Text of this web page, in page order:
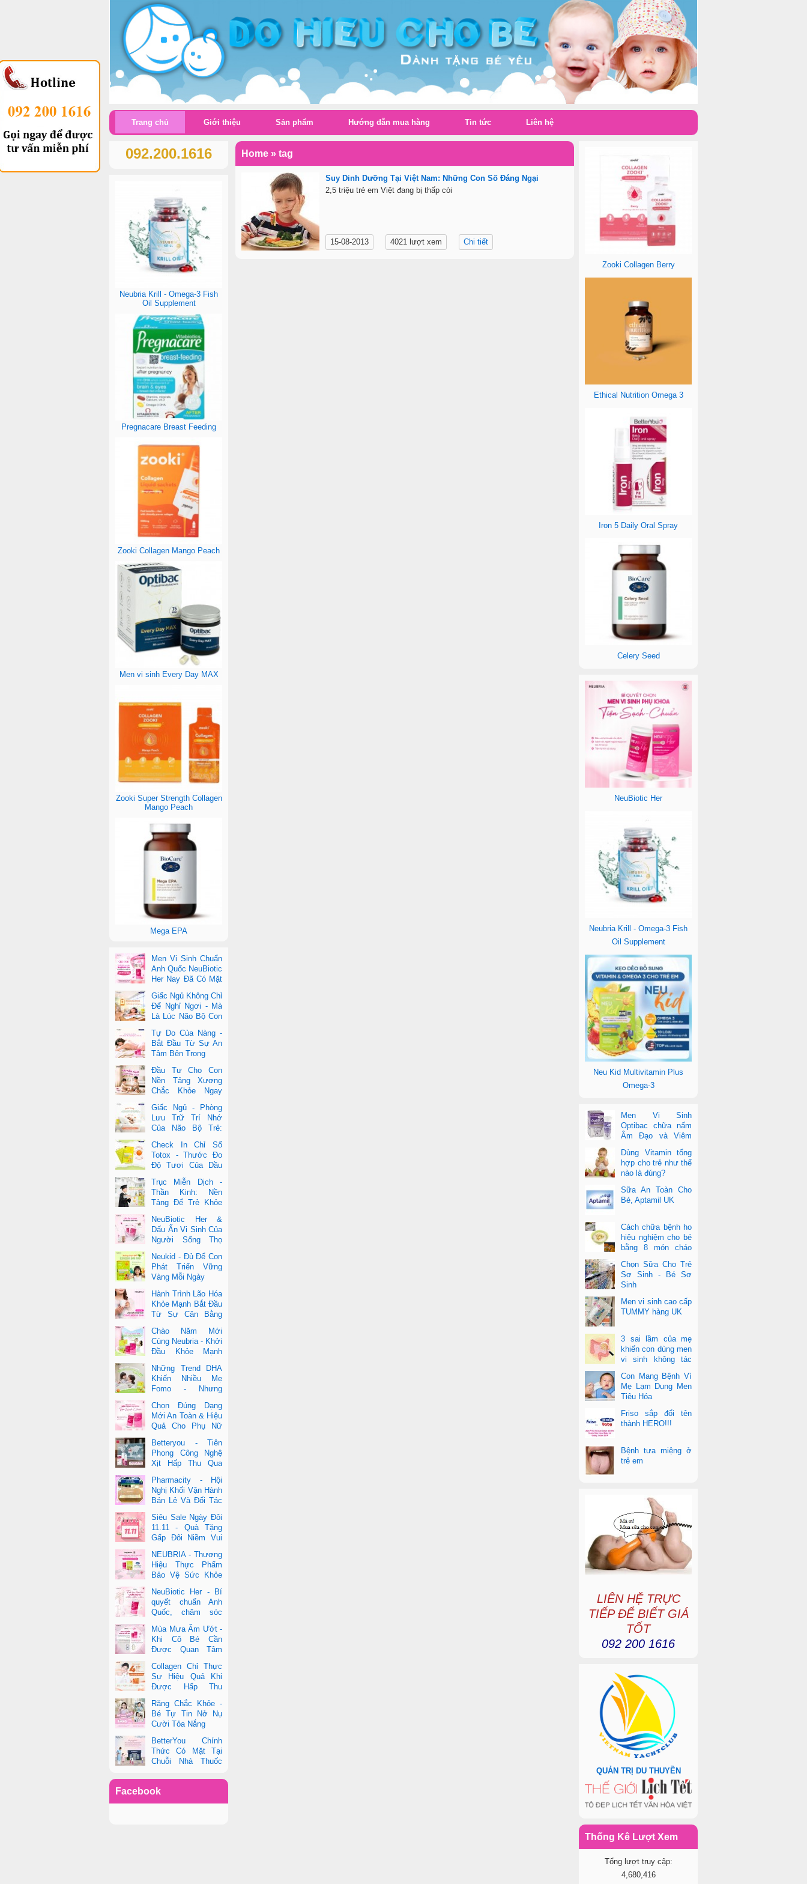
Suy Dinh Dưỡng Tại Việt Nam: Những Con Số Đáng Ngại
2,5 triệu trẻ em Việt đang bị thấp còi
15-08-2013 4021 lượt xem Chi tiết
Home » tag
Zooki Collagen Berry
Ethical Nutrition Omega 3
Iron 5 Daily Oral Spray
Celery Seed
NeuBiotic Her
Neubria Krill - Omega-3 Fish
Oil Supplement
Neu Kid Multivitamin Plus
Omega-3
Men Vi Sinh
Optibac chữa nấm
Âm Đạo và Viêm
Dùng Vitamin tổng
hợp cho trẻ như thế
nào là đúng?
Sữa An Toàn Cho
Bé, Aptamil UK
Cách chữa bệnh ho
hiệu nghiệm cho bé
bằng 8 món cháo
Chọn Sữa Cho Trẻ
Sơ Sinh - Bé Sơ
Sinh
Men vi sinh cao cấp
TUMMY hàng UK
3 sai lầm của mẹ
khiến con dùng men
vi sinh không tác
Con Mang Bệnh Vì
Mẹ Lạm Dụng Men
Tiêu Hóa
Friso sắp đổi tên
thành HERO!!!
Bệnh tưa miệng ở
trẻ em
LIÊN HỆ TRỰC
TIẾP ĐỂ BIẾT GIÁ
TỐT
092 200 1616
QUẢN TRỊ DU THUYỀN
Thống Kê Lượt Xem
Tổng lượt truy cập:
4,680,416
092.200.1616
Neubria Krill - Omega-3 Fish
Oil Supplement
Pregnacare Breast Feeding
Zooki Collagen Mango Peach
Men vi sinh Every Day MAX
Zooki Super Strength Collagen
Mango Peach
Mega EPA
Men Vi Sinh Chuẩn
Anh Quốc NeuBiotic
Her Nay Đã Có Mặt
Quốc
Giấc Ngủ Không Chỉ
Để Nghỉ Ngơi - Mà
Là Lúc Não Bộ Con
Tự Do Của Nàng -
Bắt Đầu Từ Sự An
Tâm Bên Trong
Đầu Tư Cho Con
Nền Tảng Xương
Chắc Khỏe Ngay
Giấc Ngủ - Phòng
Lưu Trữ Trí Nhớ
Của Não Bộ Trẻ:
Của DHA Và Vi ChấtCheck In Chỉ Số
Totox - Thước Đo
Độ Tươi Của Dầu
Cá Cao Cấp
Trục Miễn Dịch -
Thần Kinh: Nền
Tảng Để Trẻ Khỏe
Vượt Trội
NeuBiotic Her &
Dấu Ấn Vi Sinh Của
Người Sống Thọ
Một Cuộc Sống Khỏe Dài Lâu
Neukid - Đủ Để Con
Phát Triển Vững
Vàng Mỗi Ngày
Hành Trình Lão Hóa
Khỏe Mạnh Bắt Đầu
Từ Sự Cân Bằng
Chào Năm Mới
Cùng Neubria - Khởi
Đầu Khỏe Mạnh
Những Trend DHA
Khiến Nhiều Mẹ
Fomo - Nhưng
Cũng ĐúngChọn Đúng Dạng
Mới An Toàn & Hiệu
Quả Cho Phụ Nữ
Betteryou - Tiên
Phong Công Nghệ
Xịt Hấp Thu Qua
(Intra-Oral Spray)Pharmacity - Hội
Nghị Khối Vận Hành
Bán Lẻ Và Đối Tác
Siêu Sale Ngày Đôi
11.11 - Quà Tặng
Gấp Đôi Niềm Vui
Betteryou
NEUBRIA - Thương
Hiệu Thực Phẩm
Bảo Vệ Sức Khỏe
Anh Quốc
NeuBiotic Her - Bí
quyết chuẩn Anh
Quốc, chăm sóc
toàn diện sức khỏe
phụ nữ hiện đạiMùa Mưa Ẩm Ướt -
Khi Cô Bé Cần
Được Quan Tâm
Collagen Chỉ Thực
Sự Hiệu Quả Khi
Được Hấp Thu
Đúng Cách - Và
Zooki Chính Là Chìa Khóa
Răng Chắc Khỏe -
Bé Tự Tin Nở Nụ
Cười Tỏa Nắng
BetterYou Chính
Thức Có Mặt Tại
Chuỗi Nhà Thuốc
Facebook
Trang chủ Giới thiệu Sản phẩm Hướng dẫn mua hàng Tin tức Liên hệ